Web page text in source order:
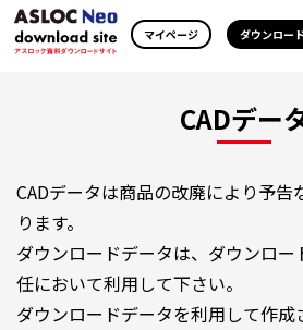
マイページ ダウンロー
CADデー
CADデータは商品の改廃により予告
ります。
ダウンロードデータは、ダウンロ
任において利用して下さい。
ダウンロードデータを利用して作